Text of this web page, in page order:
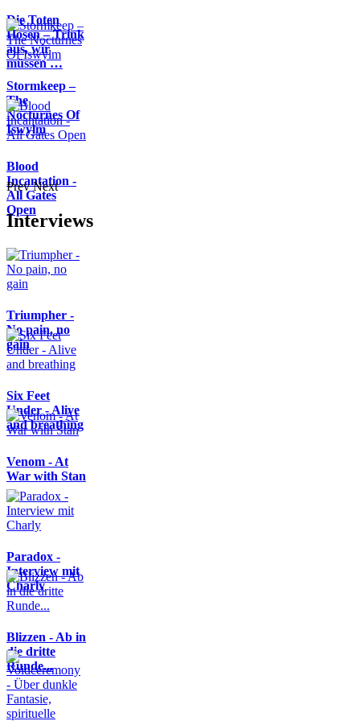
Die Toten
Hosen – Trink
aus, wir
müssen …
Stormkeep –
The
Nocturnes Of
Iswylm
Blood
Incantation -
All Gates
Open
Prev Next
Interviews
Triumpher -
No pain, no
gain
Six Feet
Under - Alive
and breathing
Venom - At
War with Stan
Paradox -
Interview mit
Charly
Blizzen - Ab in
die dritte
Runde...